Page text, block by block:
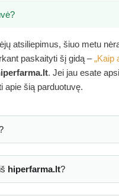
atsiliepimus, šiuo metu
paskaityti šį gidą –„Kaip
. Jei jau esate
apie šią parduotuvę.
hiperfarma.lt?